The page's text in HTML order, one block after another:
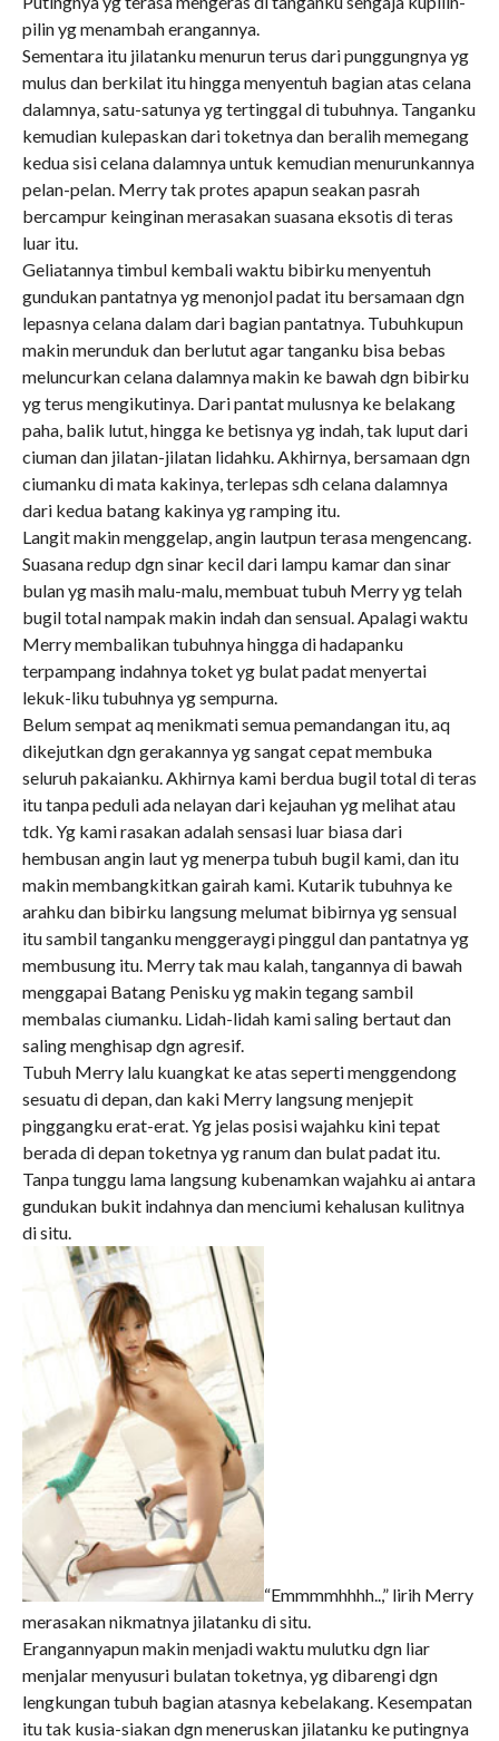
pilin yg menambah erangannya.
Sementara itu jilatanku menurun terus dari punggungnya yg
mulus dan berkilat itu hingga menyentuh bagian atas celana
dalamnya, satu-satunya yg tertinggal di tubuhnya. Tanganku
kemudian kulepaskan dari toketnya dan beralih memegang
kedua sisi celana dalamnya untuk kemudian menurunkannya
pelan-pelan. Merry tak protes apapun seakan pasrah
bercampur keinginan merasakan suasana eksotis di teras
luar itu.
Geliatannya timbul kembali waktu bibirku menyentuh
gundukan pantatnya yg menonjol padat itu bersamaan dgn
lepasnya celana dalam dari bagian pantatnya. Tubuhkupun
makin merunduk dan berlutut agar tanganku bisa bebas
meluncurkan celana dalamnya makin ke bawah dgn bibirku
yg terus mengikutinya. Dari pantat mulusnya ke belakang
paha, balik lutut, hingga ke betisnya yg indah, tak luput dari
ciuman dan jilatan-jilatan lidahku. Akhirnya, bersamaan dgn
ciumanku di mata kakinya, terlepas sdh celana dalamnya
dari kedua batang kakinya yg ramping itu.
Langit makin menggelap, angin lautpun terasa mengencang.
Suasana redup dgn sinar kecil dari lampu kamar dan sinar
bulan yg masih malu-malu, membuat tubuh Merry yg telah
bugil total nampak makin indah dan sensual. Apalagi waktu
Merry membalikan tubuhnya hingga di hadapanku
terpampang indahnya toket yg bulat padat menyertai
lekuk-liku tubuhnya yg sempurna.
Belum sempat aq menikmati semua pemandangan itu, aq
dikejutkan dgn gerakannya yg sangat cepat membuka
seluruh pakaianku. Akhirnya kami berdua bugil total di teras
itu tanpa peduli ada nelayan dari kejauhan yg melihat atau
tdk. Yg kami rasakan adalah sensasi luar biasa dari
hembusan angin laut yg menerpa tubuh bugil kami, dan itu
makin membangkitkan gairah kami. Kutarik tubuhnya ke
arahku dan bibirku langsung melumat bibirnya yg sensual
itu sambil tanganku menggeraygi pinggul dan pantatnya yg
membusung itu. Merry tak mau kalah, tangannya di bawah
menggapai Batang Penisku yg makin tegang sambil
membalas ciumanku. Lidah-lidah kami saling bertaut dan
saling menghisap dgn agresif.
Tubuh Merry lalu kuangkat ke atas seperti menggendong
sesuatu di depan, dan kaki Merry langsung menjepit
pinggangku erat-erat. Yg jelas posisi wajahku kini tepat
berada di depan toketnya yg ranum dan bulat padat itu.
Tanpa tunggu lama langsung kubenamkan wajahku ai antara
gundukan bukit indahnya dan menciumi kehalusan kulitnya
di situ.
“Emmmmhhhh..,” lirih Merry
merasakan nikmatnya jilatanku di situ.
Erangannyapun makin menjadi waktu mulutku dgn liar
menjalar menyusuri bulatan toketnya, yg dibarengi dgn
lengkungan tubuh bagian atasnya kebelakang. Kesempatan
itu tak kusia-siakan dgn meneruskan jilatanku ke putingnya